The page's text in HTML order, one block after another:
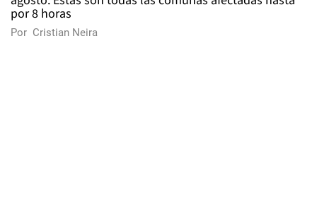
por 8 horas
Por Cristian Neira